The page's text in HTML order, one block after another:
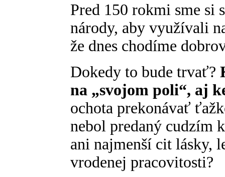
Pred 150 rokmi sme si
národy, aby využívali
že dnes chodíme
Dokedy to bude trvať?
na „svojom poli“, aj
ochota prekonávať
nebol predaný cudzím
ani najmenší cit lásky,
vrodenej pracovitosti?